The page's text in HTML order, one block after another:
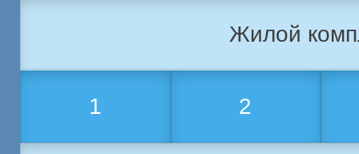
Жилой
1 2